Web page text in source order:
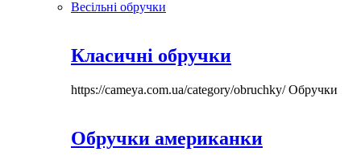
Весільні обручки
Класичні обручки
https://cameya.com.ua/category/obruchky/Обручки
Обручки американки